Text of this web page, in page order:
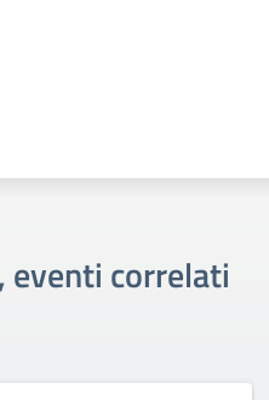
eventi correlati